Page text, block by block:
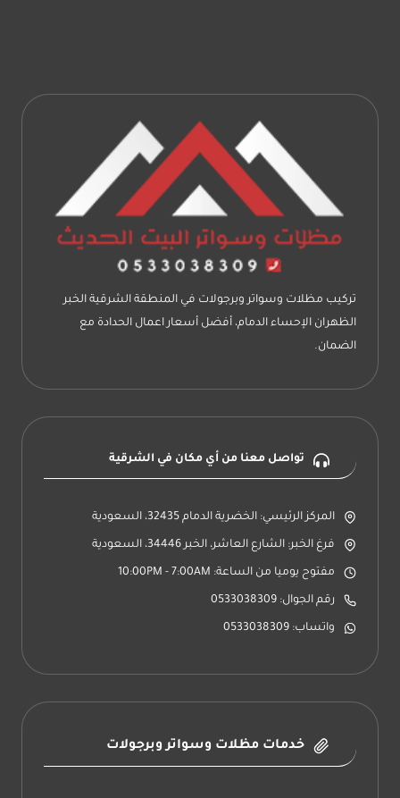
برجولات
حدائق
الظهران
سعر
متر
البرجولات
الحديد
الشرقية
تركيب مظلات وسواتر وبرجولات في المنطقة الشرقية الخبر
الظهران الإحساء الدمام، أفضل أسعار اعمال الحدادة مع
الضمان.
تواصل معنا من أي مكان في الشرقية
المركز الرئيسي: الخضرية الدمام 32435، السعودية
فرغ الخبر: الشارع العاشر، الخبر 34446، السعودية
مفتوح يوميا من الساعة: 10:00PM - 7:00AM
رقم الجوال: 0533038309
واتساب: 0533038309
خدمات مظلات وسواتر وبرجولات